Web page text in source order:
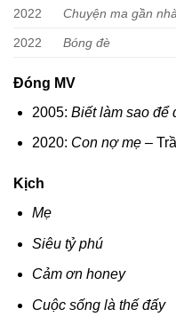
2022 Chuyện ma gần nhà
2022 Bóng đè
Đóng MV
2005: Biết làm sao để
2020: Con nợ mẹ–
Kịch
Mẹ
Siêu tỷ phú
Cảm ơn honey
Cuộc sống là thế đấy